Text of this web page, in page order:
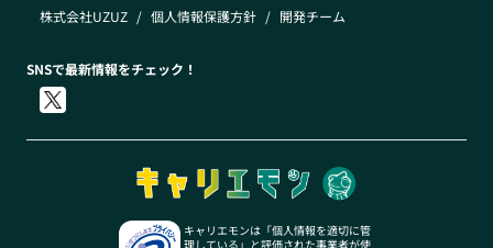
株式会社UZUZ / 個人情報保護方針 / 開発チーム
SNSで最新情報をチェック！
キャリエモンは「個人情報を適切に管
理している」と評価された事業者が使